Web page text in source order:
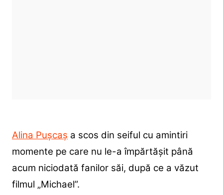
Alina Pușcaș a scos din seiful cu amintiri
momente pe care nu le-a împărtășit până
acum niciodată fanilor săi, după ce a văzut
filmul „Michael”.